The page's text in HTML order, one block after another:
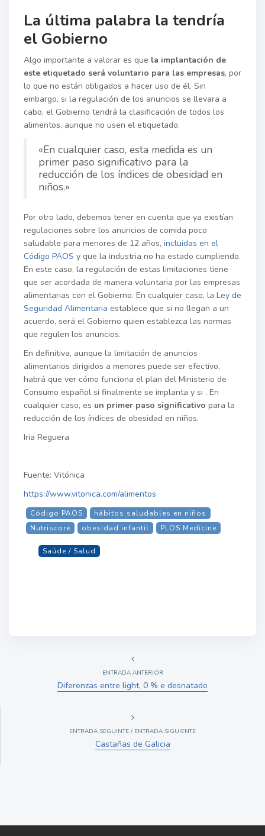
La última palabra la tendría
el Gobierno
Algo importante a valorar es que la implantación de
este etiquetado será voluntario para las empresas, por
lo que no están obligados a hacer uso de él. Sin
embargo, si la regulación de los anuncios se llevara a
cabo, el Gobierno tendrá la clasificación de todos los
alimentos, aunque no usen el etiquetado.
«En cualquier caso, esta medida es un
primer paso significativo para la
reducción de los índices de obesidad en
niños.»
Por otro lado, debemos tener en cuenta que ya existían
regulaciones sobre los anuncios de comida poco
saludable para menores de 12 años, incluidas en el
Código PAOS y que la industria no ha estado cumpliendo.
En este caso, la regulación de estas limitaciones tiene
que ser acordada de manera voluntaria por las empresas
alimentarias con el Gobierno. En cualquier caso, la Ley de
Seguridad Alimentaria establece que si no llegan a un
acuerdo, será el Gobierno quien establezca las normas
que regulen los anuncios.
En definitiva, aunque la limitación de anuncios
alimentarios dirigidos a menores puede ser efectivo,
habrá que ver cómo funciona el plan del Ministerio de
Consumo español si finalmente se implanta y si . En
cualquier caso, es un primer paso significativo para la
reducción de los índices de obesidad en niños.
Iria Reguera
Fuente: Vitónica
https://www.vitonica.com/alimentos
Código PAOS
hábitos saludables en niños
Nutriscore
obesidad infantil PLOS Medicine
Saúde / Salud
ENTRADA ANTERIOR
Diferenzas entre light, 0 % e desnatado
ENTRADA SEGUINTE / ENTRADA SIGUIENTE
Castañas de Galicia